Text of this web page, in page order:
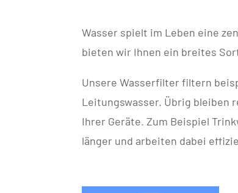
Wasser spielt im Leben eine
bieten wir Ihnen ein breites
Unsere Wasserfilter filtern
Leitungswasser. Übrig bleiben
Ihrer Geräte. Zum Beispiel
länger und arbeiten dabei